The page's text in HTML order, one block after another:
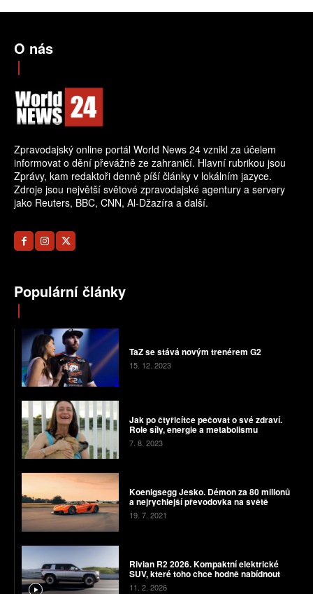
O nás
Zpravodajský online portál World News 24 vznikl za účelem
informovat o dění převážně ze zahraničí. Hlavní rubrikou jsou
Zprávy, kam redaktoři denně píší články v lokálním jazyce.
Zdroje jsou největší světové zpravodajské agentury a servery
jako Reuters, BBC, CNN, Al-Džazíra a další.
Populární články
TaZ se stává novým trenérem G2
15. 12. 2023
Jak po čtyřicítce pečovat o své zdraví.
Role síly, energie a metabolismu
7. 8. 2023
Koenigsegg Jesko. Démon za 80 milionů
a nejrychlejší převodovka na světě
19. 7. 2021
Rivian R2 2026. Kompaktní elektrické
SUV, které toho chce hodně nabídnout
11. 2. 2026